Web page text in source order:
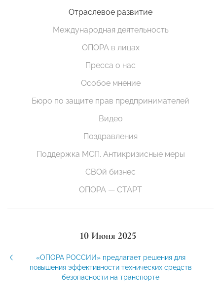
Отраслевое развитие
Международная деятельность
ОПОРА в лицах
Пресса о нас
Особое мнение
Бюро по защите прав предпринимателей
Видео
Поздравления
Поддержка МСП. Антикризисные меры
СВОй бизнес
ОПОРА — СТАРТ
10 Июня 2025
«ОПОРА РОССИИ» предлагает решения для
повышения эффективности технических средств
безопасности на транспорте